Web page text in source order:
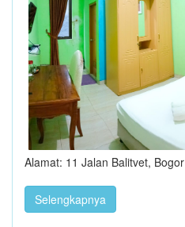
Alamat: 11 Jalan Balitvet, Bogor
Selengkapnya